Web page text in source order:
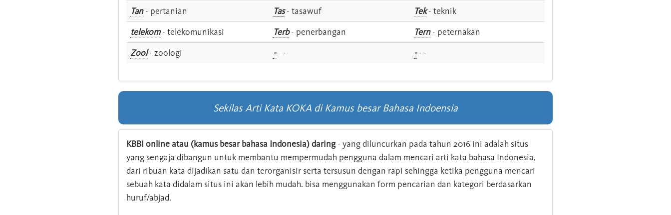
Tan- pertanian Tas- tasawuf Tek- teknik
telekom- telekomunikasi Terb- penerbangan Tern- peternakan
Zool- zoologi -- - -- -
Sekilas Arti Kata KOKA di Kamus besar Bahasa Indoensia
KBBI online atau (kamus besar bahasa Indonesia) daring- yang diluncurkan pada tahun 2016 ini adalah situs
yang sengaja dibangun untuk membantu mempermudah pengguna dalam mencari arti kata bahasa Indonesia,
dari ribuan kata dijadikan satu dan terorganisir serta tersusun dengan rapi sehingga ketika pengguna mencari
sebuah kata didalam situs ini akan lebih mudah. bisa menggunakan form pencarian dan kategori berdasarkan
huruf/abjad.